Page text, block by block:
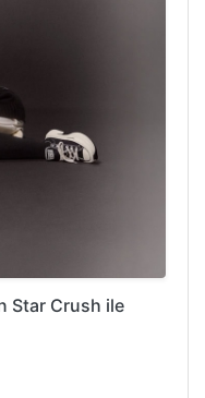
Star Crush ile